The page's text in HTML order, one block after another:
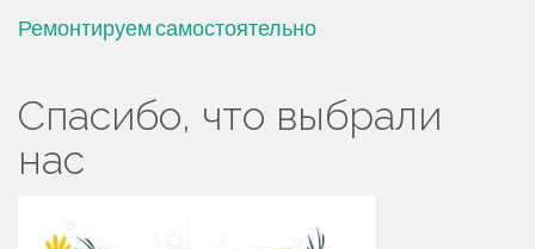
Ремонтируем самостоятельно
Спасибо, что выбрали
нас